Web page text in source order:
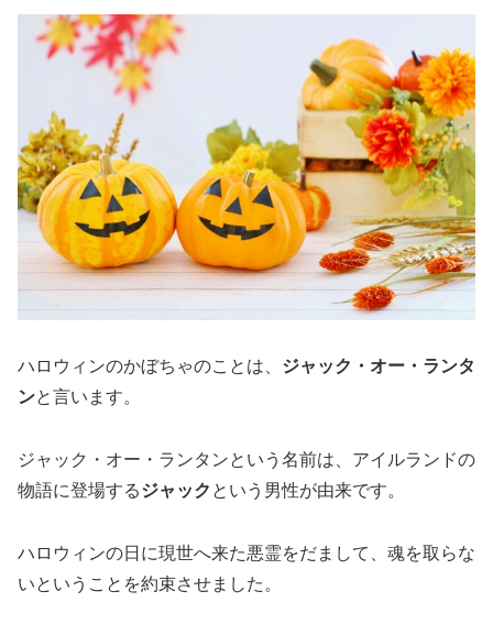
ハロウィンのかぼちゃのことは、 ジャック・オー・ランタ
ンと言います。
ジャック・オー・ランタンという名前は、アイルランドの
物語に登場するジャック という男性が由来です。
ハロウィンの日に現世へ来た悪霊をだまして、魂を取らな
いということを約束させました。